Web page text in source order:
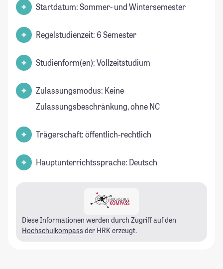
Startdatum: Sommer- und Wintersemester
Regelstudienzeit: 6 Semester
Studienform(en): Vollzeitstudium
Zulassungsmodus: Keine
Zulassungsbeschränkung, ohne NC
Trägerschaft: öffentlich-rechtlich
Hauptunterrichtssprache: Deutsch
Diese Informationen werden durch Zugriff auf den
Hochschulkompass der HRK erzeugt.